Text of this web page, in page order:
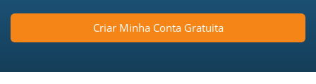
Criar Minha Conta Gratuita